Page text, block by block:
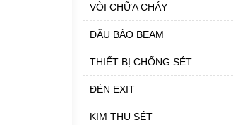
VÒI CHỮA CHÁY
ĐẦU BÁO BEAM
THIẾT BỊ CHỐNG SÉT
ĐÈN EXIT
KIM THU SÉT